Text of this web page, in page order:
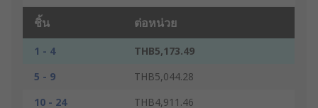
ชิ้น ต่อหน่วย
1 - 4
THB5,173.49
5 - 9
THB5,044.28
10 - 24
THB4,911.46